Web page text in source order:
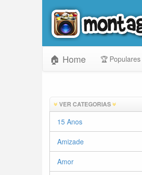
🏠 Home 🏆 Populares
VER CATEGORIAS
15 Anos
Amizade
Amor